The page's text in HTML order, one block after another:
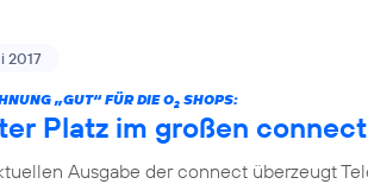
2017
„GUT“ FÜR DIE O2 SHOPS:
Platz im großen
Ausgabe der connect überzeugt